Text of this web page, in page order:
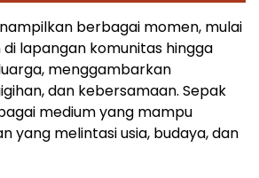
berbagai momen, mulai
lapangan komunitas hingga
menggambarkan
dan kebersamaan. Sepak
medium yang mampu
yang melintasi usia, budaya, dan